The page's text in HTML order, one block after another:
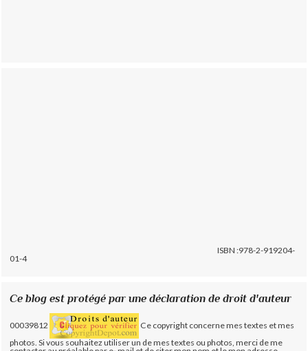
ISBN :978-2-919204-
01-4
Ce blog est protégé par une déclaration de droit d'auteur
00039812
Ce copyright concerne mes textes et mes
photos. Si vous souhaitez utiliser un de mes textes ou photos, merci de me